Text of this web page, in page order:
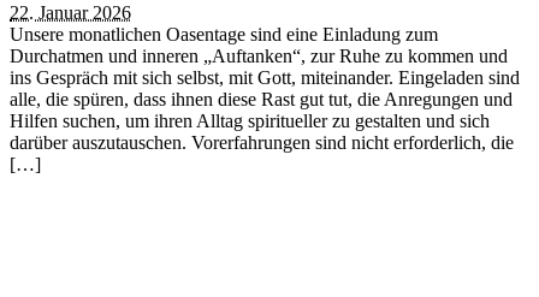
22. Januar 2026
Unsere monatlichen Oasentage sind eine Einladung zum
Durchatmen und inneren „Auftanken“, zur Ruhe zu kommen und
ins Gespräch mit sich selbst, mit Gott, miteinander. Eingeladen sind
alle, die spüren, dass ihnen diese Rast gut tut, die Anregungen und
Hilfen suchen, um ihren Alltag spiritueller zu gestalten und sich
darüber auszutauschen. Vorerfahrungen sind nicht erforderlich, die
[…]